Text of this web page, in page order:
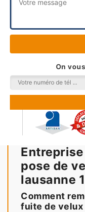
On
pose de
lausanne
Comment
fuite de velux